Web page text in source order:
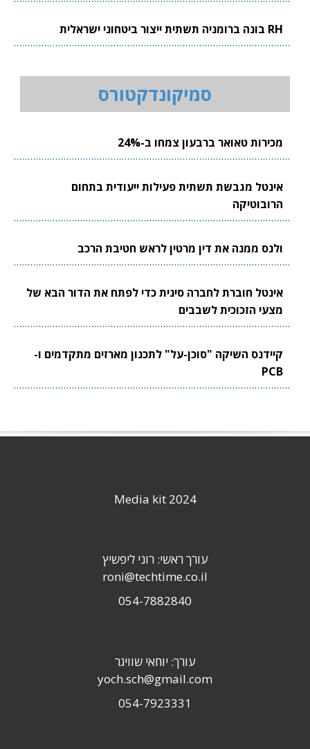
RH בונה ברומניה תשתית ייצור ביטחוני ישראלית
סמיקונדקטורס
מכירות טאואר ברבעון צמחו ב-24%
אינטל מגבשת תשתית פעילות ייעודית בתחום
הרובוטיקה
ולנס ממנה את דין מרטין לראש חטיבת הרכב
אינטל חוברת לחברה סינית כדי לפתח את הדור הבא של
מצעי הזכוכית לשבבים
קיידנס השיקה "סוכן-על" לתכנון מארזים מתקדמים ו-
PCB
Media kit 2024
עורך ראשי: רוני ליפשיץ
roni@techtime.co.il
054-7882840
עורך: יוחאי שוויגר
yoch.sch@gmail.com
054-7923331